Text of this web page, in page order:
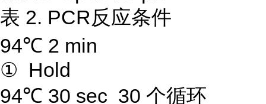
表 2. PCR反应条件
94℃ 2 min
① Hold
94℃ 30 sec 30 个循环